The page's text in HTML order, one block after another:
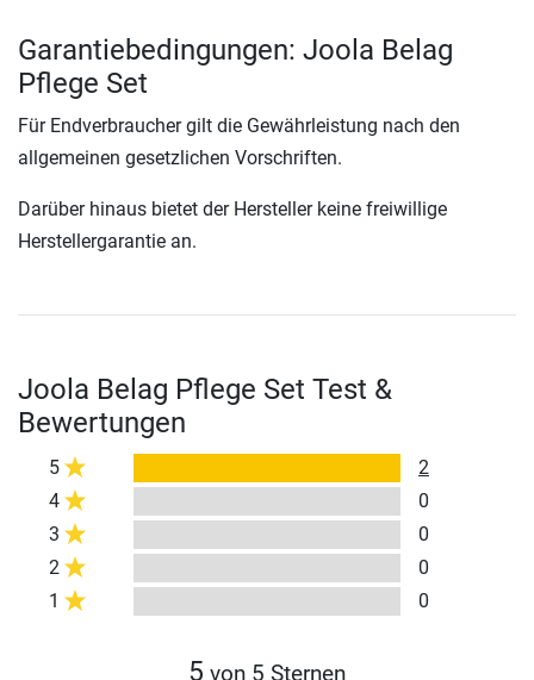
Garantiebedingungen: Joola Belag
Pflege Set
Für Endverbraucher gilt die Gewährleistung nach den
allgemeinen gesetzlichen Vorschriften.
Darüber hinaus bietet der Hersteller keine freiwillige
Herstellergarantie an.
Joola Belag Pflege Set Test &
Bewertungen
5
2
4
0
3
0
2
0
1
0
5 von 5 Sternen